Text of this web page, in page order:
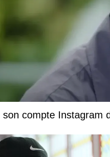
son compte Instagram